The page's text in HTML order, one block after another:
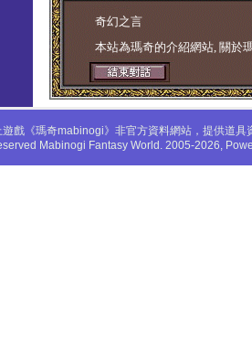
学生妹 奇幻之言
本站為瑪奇的介紹網站, 關於
戲《瑪奇mabinogi》非官方資料網站，提供道
Mabinogi Fantasy World. 2005-2026,